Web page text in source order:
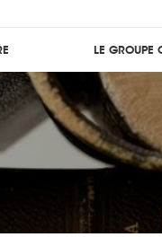
LE GROUPE